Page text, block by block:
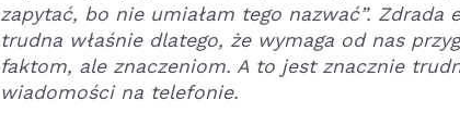
zapytać, bo nie umiałam tego nazwać”. Zdrada
trudna właśnie dlatego, że wymaga od nas
faktom, ale znaczeniom. A to jest znacznie
wiadomości na telefonie.